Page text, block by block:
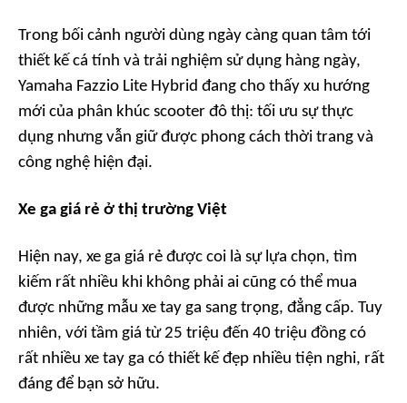
Trong bối cảnh người dùng ngày càng quan tâm tới
thiết kế cá tính và trải nghiệm sử dụng hàng ngày,
Yamaha Fazzio Lite Hybrid đang cho thấy xu hướng
mới của phân khúc scooter đô thị: tối ưu sự thực
dụng nhưng vẫn giữ được phong cách thời trang và
công nghệ hiện đại.
Xe ga giá rẻ ở thị trường Việt
Hiện nay, xe ga giá rẻ được coi là sự lựa chọn, tìm
kiếm rất nhiều khi không phải ai cũng có thể mua
được những mẫu xe tay ga sang trọng, đẳng cấp. Tuy
nhiên, với tầm giá từ 25 triệu đến 40 triệu đồng có
rất nhiều xe tay ga có thiết kế đẹp nhiều tiện nghi, rất
đáng để bạn sở hữu.